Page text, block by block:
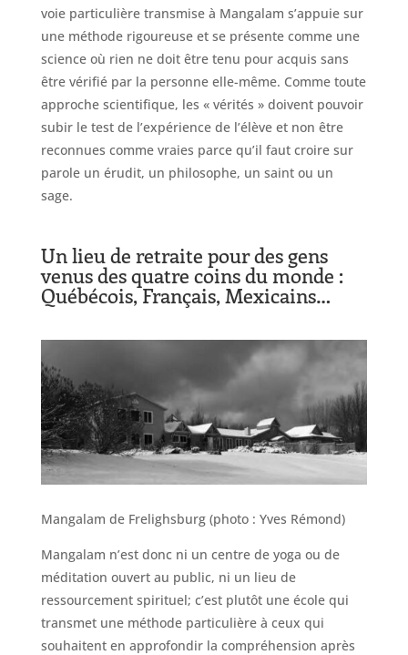
voie particulière transmise à Mangalam s’appuie sur
une méthode rigoureuse et se présente comme une
science où rien ne doit être tenu pour acquis sans
être vérifié par la personne elle-même. Comme toute
approche scientifique, les « vérités » doivent pouvoir
subir le test de l’expérience de l’élève et non être
reconnues comme vraies parce qu’il faut croire sur
parole un érudit, un philosophe, un saint ou un
sage.
Un lieu de retraite pour des gens
venus des quatre coins du monde :
Québécois, Français, Mexicains…
Mangalam de Frelighsburg (photo : Yves Rémond)
Mangalam n’est donc ni un centre de yoga ou de
méditation ouvert au public, ni un lieu de
ressourcement spirituel; c’est plutôt une école qui
transmet une méthode particulière à ceux qui
souhaitent en approfondir la compréhension après